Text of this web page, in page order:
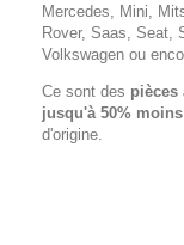
Mercedes, Mini,
Rover, Saas, Seat,
Volkswagen ou
Ce sont des pièces
jusqu'à 50%
d'origine.